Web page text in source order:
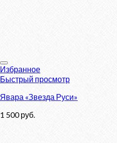
Избранное
Быстрый просмотр
Явара «Звезда Руси»
1 500руб.